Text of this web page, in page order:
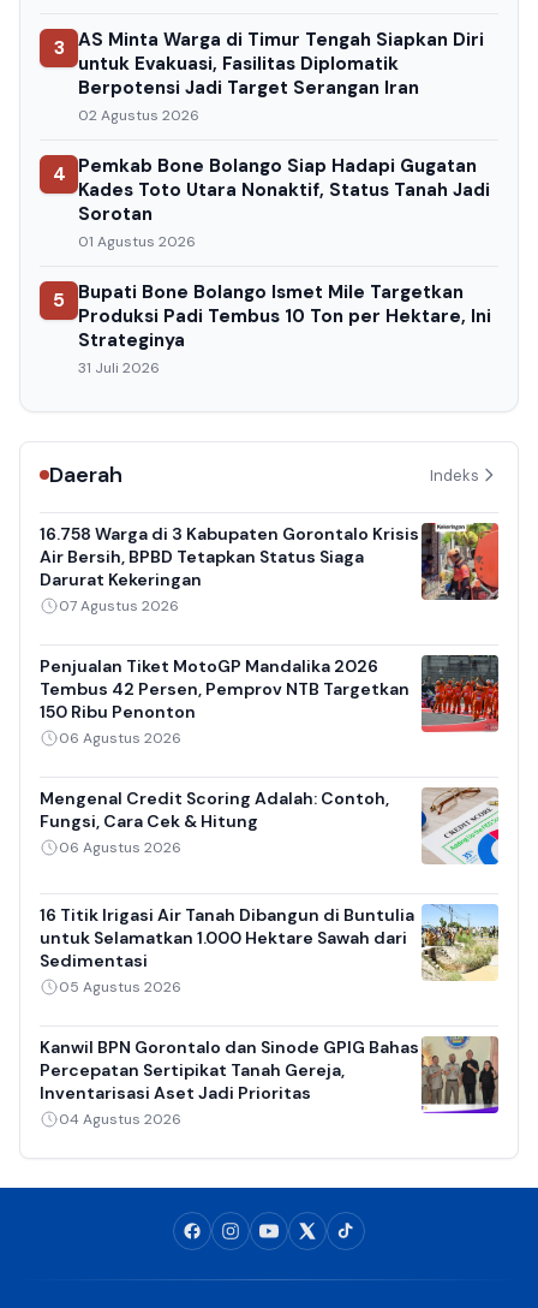
3 AS Minta Warga di Timur Tengah Siapkan Diri
untuk Evakuasi, Fasilitas Diplomatik
Berpotensi Jadi Target Serangan Iran
02 Agustus 2026
4 Pemkab Bone Bolango Siap Hadapi Gugatan
Kades Toto Utara Nonaktif, Status Tanah Jadi
Sorotan
01 Agustus 2026
5
Bupati Bone Bolango Ismet Mile Targetkan
Produksi Padi Tembus 10 Ton per Hektare, Ini
Strateginya
31 Juli 2026
Daerah Indeks
16.758 Warga di 3 Kabupaten Gorontalo Krisis
Air Bersih, BPBD Tetapkan Status Siaga
Darurat Kekeringan
07 Agustus 2026
Penjualan Tiket MotoGP Mandalika 2026
Tembus 42 Persen, Pemprov NTB Targetkan
150 Ribu Penonton
06 Agustus 2026
Mengenal Credit Scoring Adalah: Contoh,
Fungsi, Cara Cek & Hitung
06 Agustus 2026
16 Titik Irigasi Air Tanah Dibangun di Buntulia
untuk Selamatkan 1.000 Hektare Sawah dari
Sedimentasi
05 Agustus 2026
Kanwil BPN Gorontalo dan Sinode GPIG Bahas
Percepatan Sertipikat Tanah Gereja,
Inventarisasi Aset Jadi Prioritas
04 Agustus 2026